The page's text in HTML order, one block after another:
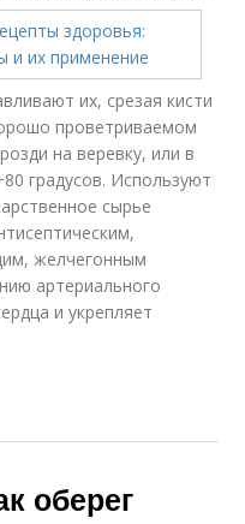
их, срезая кисти
проветриваемом
на веревку, или в
градусов. Используют
сырье
желчегонным
артериального
и укрепляет
оберег